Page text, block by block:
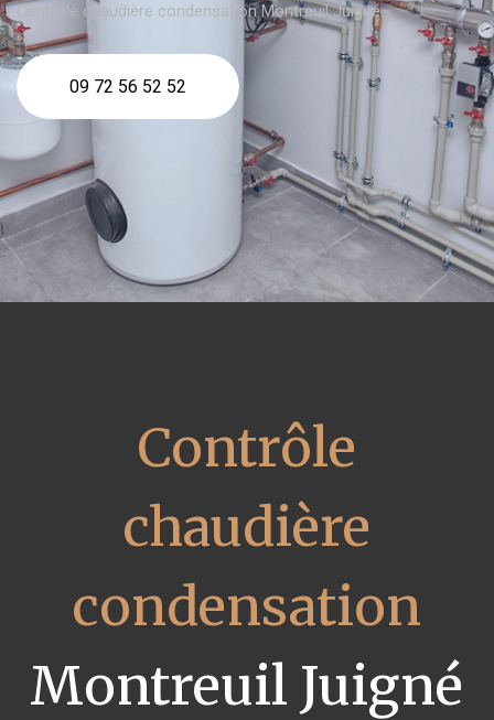
Contrôle chaudière condensation Montreuil Juigné
09 72 56 52 52
Contrôle
chaudière
condensation
Montreuil Juigné